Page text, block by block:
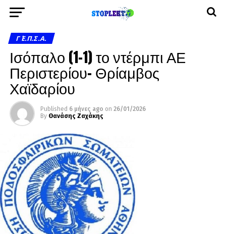
Γ΄ Ε.Π.Σ.Α.
Ισόπαλο (1-1) το ντέρμπι ΑΕ
Περιστερίου- Θρίαμβος
Χαϊδαρίου
Published 6 μήνες ago on 26/01/2026
By Θανάσης Ζαχάκης